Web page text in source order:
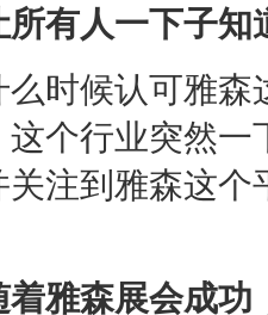
人一下子知
候认可雅森
个行业突然
注到雅森这
森展会成功